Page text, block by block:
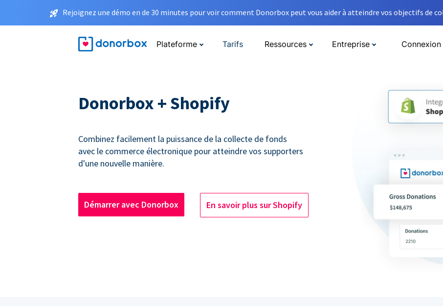
Rejoignez une démo en de 30 minutes pour voir comment Donorbox peut vous aider à atteindre vos objectifs de
Plateforme Tarifs Ressources Entreprise Connexion
Donorbox + Shopify
Combinez facilement la puissance de la collecte de fonds
avec le commerce électronique pour atteindre vos supporters
d'une nouvelle manière.
Démarrer avec Donorbox En savoir plus sur Shopify